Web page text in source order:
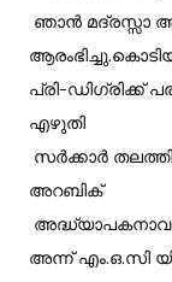
ഞാൻ മദ്രസ്സാ
പ്രി-ഡിഗ്രിക്ക്
എഴുതി
സർക്കാർ
അറബിക്
അന്ന് എം.ഒ.സി